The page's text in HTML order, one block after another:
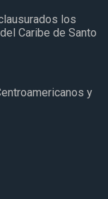
los
Caribe de Santo
y